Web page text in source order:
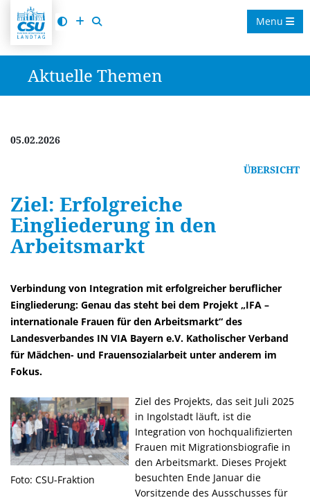
Menu
Aktuelle Themen
05.02.2026
ÜBERSICHT
Ziel: Erfolgreiche
Eingliederung in den
Arbeitsmarkt
Verbindung von Integration mit erfolgreicher beruflicher
Eingliederung: Genau das steht bei dem Projekt „IFA –
internationale Frauen für den Arbeitsmarkt“ des
Landesverbandes IN VIA Bayern e.V. Katholischer Verband
für Mädchen- und Frauensozialarbeit unter anderem im
Fokus.
Foto: CSU-Fraktion
Ziel des Projekts, das seit Juli 2025
in Ingolstadt läuft, ist die
Integration von hochqualifizierten
Frauen mit Migrationsbiografie in
den Arbeitsmarkt. Dieses Projekt
besuchten Ende Januar die
Vorsitzende des Ausschusses für